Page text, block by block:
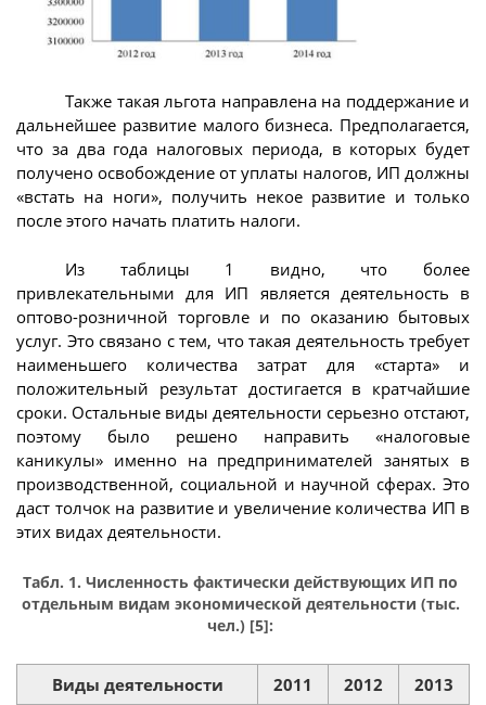
Также такая льгота направлена на поддержание и
дальнейшее развитие малого бизнеса. Предполагается,
что за два года налоговых периода, в которых будет
получено освобождение от уплаты налогов, ИП должны
«встать на ноги», получить некое развитие и только
после этого начать платить налоги.
Из таблицы 1 видно, что более
привлекательными для ИП является деятельность в
оптово-розничной торговле и по оказанию бытовых
услуг. Это связано с тем, что такая деятельность требует
наименьшего количества затрат для «старта» и
положительный результат достигается в кратчайшие
сроки. Остальные виды деятельности серьезно отстают,
поэтому было решено направить «налоговые
каникулы» именно на предпринимателей занятых в
производственной, социальной и научной сферах. Это
даст толчок на развитие и увеличение количества ИП в
этих видах деятельности.
Табл. 1. Численность фактически действующих ИП по
отдельным видам экономической деятельности (тыс.
чел.) [5]:
Виды деятельности 2011 2012
2013